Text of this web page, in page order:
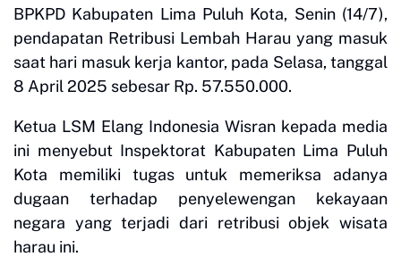
BPKPD Kabupaten Lima Puluh Kota, Senin (14/7),
pendapatan Retribusi Lembah Harau yang masuk
saat hari masuk kerja kantor, pada Selasa, tanggal
8 April 2025 sebesar Rp. 57.550.000.
Ketua LSM Elang Indonesia Wisran kepada media
ini menyebut Inspektorat Kabupaten Lima Puluh
Kota memiliki tugas untuk memeriksa adanya
dugaan terhadap penyelewengan kekayaan
negara yang terjadi dari retribusi objek wisata
harau ini.